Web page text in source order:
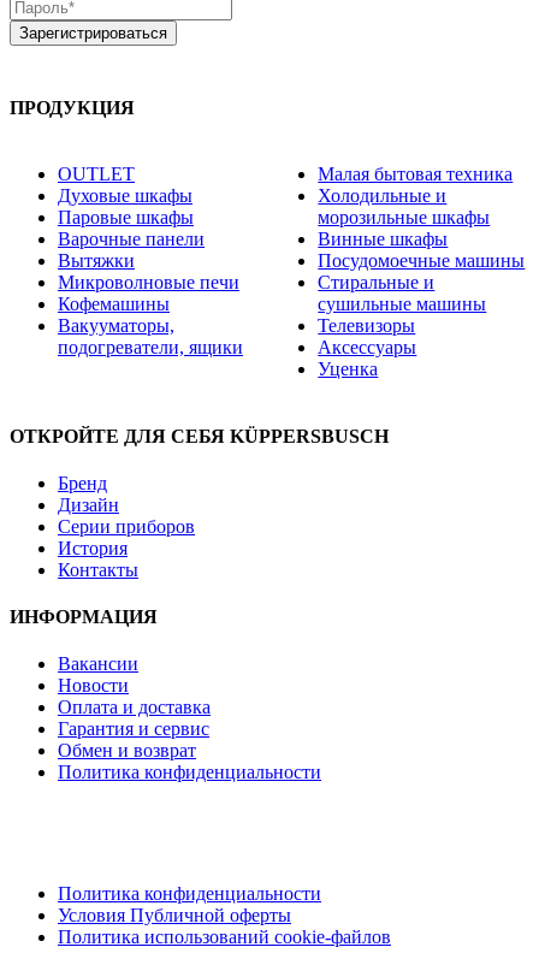
ПРОДУКЦИЯ
OUTLET
Духовые шкафы
Паровые шкафы
Варочные панели
Вытяжки
Микроволновые печи
Кофемашины
Вакууматоры,
подогреватели, ящики
Малая бытовая техника
Холодильные и
морозильные шкафы
Винные шкафы
Посудомоечные машины
Стиральные и
сушильные машины
Телевизоры
Аксессуары
Уценка
ОТКРОЙТЕ ДЛЯ СЕБЯ KÜPPERSBUSCH
Бренд
Дизайн
Серии приборов
История
Контакты
ИНФОРМАЦИЯ
Вакансии
Новости
Оплата и доставка
Гарантия и сервис
Обмен и возврат
Политика конфиденциальности
Политика конфиденциальности
Условия Публичной оферты
Политика использований cookie-файлов